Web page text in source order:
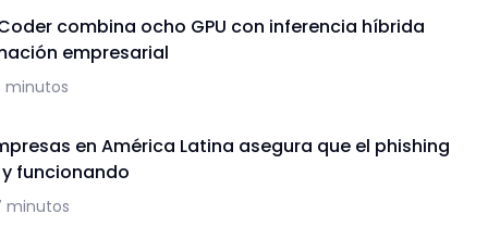
combina ocho GPU con inferencia híbrida
empresarial
minutos
en América Latina asegura que el phishing
funcionando
minutos